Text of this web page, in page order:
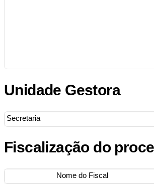
Unidade Gestora
Secretaria
Fiscalização do
Nome do Fiscal